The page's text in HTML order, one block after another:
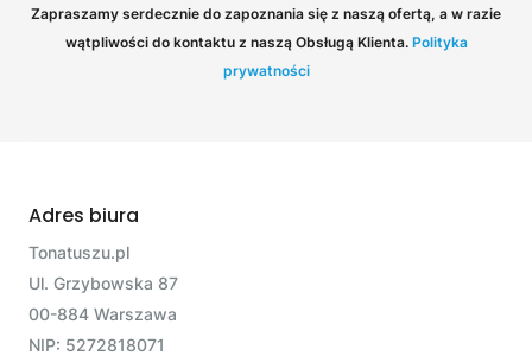
Zapraszamy serdecznie do zapoznania się z naszą ofertą, a w razie
wątpliwości do kontaktu z naszą Obsługą Klienta. Polityka
prywatności
Adres biura
Tonatuszu.pl
Ul. Grzybowska 87
00-884 Warszawa
NIP: 5272818071